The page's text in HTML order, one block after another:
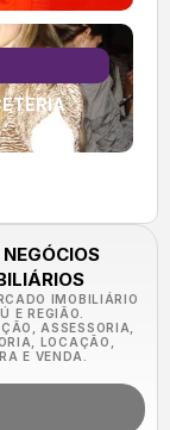
NEGÓCIOS
IMOBILIÁRIO
E REGIÃO.
ASSESSORIA,
LOCAÇÃO,
E VENDA.